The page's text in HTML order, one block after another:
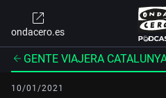
ondacero.es
GENTE VIAJERA
10/01/2021